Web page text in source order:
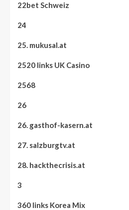
22bet Schweiz
24
25. mukusal.at
2520 links UK Casino
2568
26
26. gasthof-kasern.at
27. salzburgtv.at
28. hackthecrisis.at
3
360 links Korea Mix